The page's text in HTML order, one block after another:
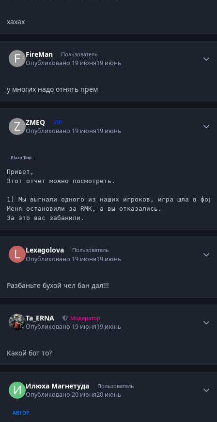
хахах
FireMan Пользователь
Опубликовано 19 июня19 июнь
у многих надо отнять прем
ZMEQ VIP
Опубликовано 19 июня19 июнь
Привет,
Этот отчет можно посмотреть.
1) Мы выгнали одного из наших игроков, игра шла в
Меня остановили за RMK, а вы отказались.
За это вас забанили.
Lexagolova Пользователь
Опубликовано 19 июня19 июнь
Разбаньте бухой чел бан дал!!!
Ta_ERNA Модератор
Опубликовано 19 июня19 июнь
Какой бот то?
Илюха Магнетуда Пользователь
Опубликовано20 июня20 июнь
АВТОР